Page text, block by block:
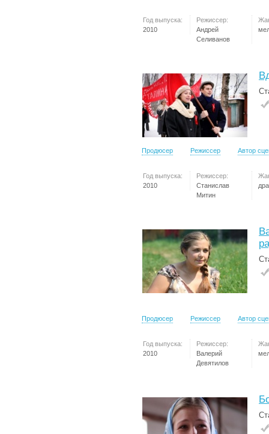
Год выпуска:
2010
Режиссер:
Андрей
Селиванов
Продюсер Режиссер Автор
Год выпуска:
2010
Режиссер:
Станислав
Митин
Продюсер Режиссер Автор
Год выпуска:
2010
Режиссер:
Валерий
Девятилов